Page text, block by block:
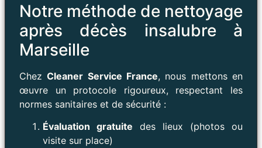
Notre méthode de nettoyage
après décès insalubre à
Marseille
ChezCleaner Service France, nous mettons en
œuvre un protocole rigoureux, respectant les
normes sanitaires et de sécurité :
Évaluation gratuite des lieux (photos ou
visite sur place)